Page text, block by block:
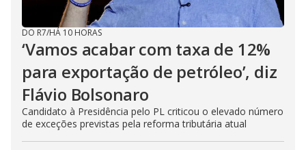
DO R7/HÁ 10 HORAS
‘Vamos acabar com taxa de 12%
para exportação de petróleo’, diz
Flávio Bolsonaro
Candidato à Presidência pelo PL criticou o elevado número
de exceções previstas pela reforma tributária atual